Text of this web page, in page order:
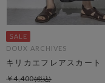
DOUX ARCHIVES
キリカエフレアスカート
￥4,400